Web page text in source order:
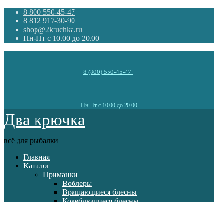
8 800 550-45-47
8 812 917-30-90
shop@2kruchka.ru
Пн-Пт с 10.00 до 20.00
8 (800) 550-45-47
Пн-Пт с 10.00 до 20.00
Два крючка
всё для рыбалки
Главная
Каталог
Приманки
Воблеры
Вращающиеся блесны